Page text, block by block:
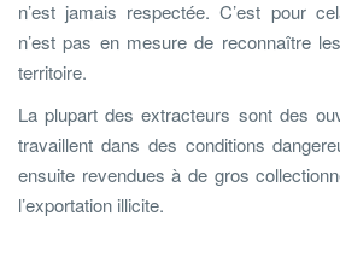
n’est jamais respectée. C’est pour
n’est pas en mesure de reconnaître
territoire.
La plupart des extracteurs sont des
travaillent dans des conditions
ensuite revendues à de gros
l’exportation illicite.